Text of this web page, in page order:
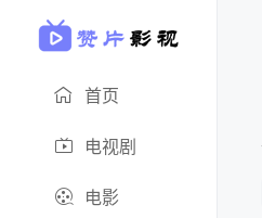
首页
电视剧
电影